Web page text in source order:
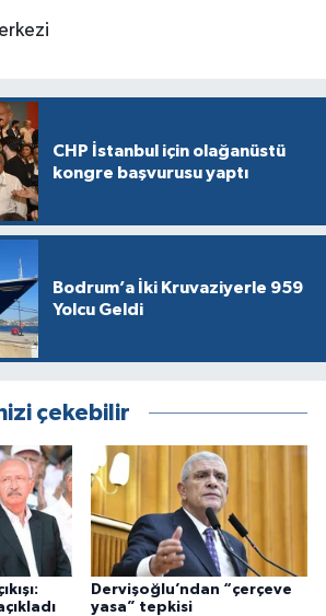
CHP İstanbul için olağanüstü
kongre başvurusu yaptı
Bodrum’a İki Kruvaziyerle 959
Yolcu Geldi
çekebilir
Dervişoğlu’ndan “çerçeve
yasa” tepkisi